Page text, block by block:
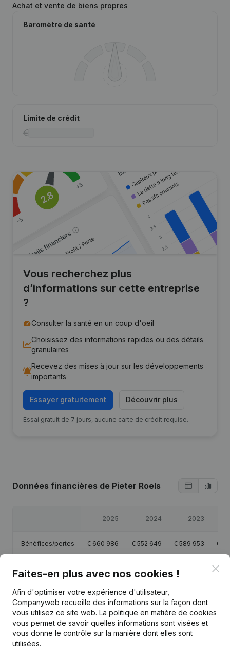
Achat et vente de biens propres
Baromètre de santé
Limite de crédit
Vous recherchez plus
d’informations sur cette entreprise
?
Consulter la santé en un coup d'oeil
Choisissez des informations rapides ou des détails
granulaires
Recevez des mises à jour sur les développements
importants
Essayer gratuitement Découvrir plus
Essai gratuit de 7 jours, aucune carte de crédit requise.
Données financières de Pieter Roels
2025 2024 2023
Bénéfices/pertes € 660 986 € 552 649 € 589 953 €
Capitaux propres 76 970
Marge brute € 918 159 € 773 023
Faites-en plus avec nos cookies !
Afin d'optimiser votre expérience d'utilisateur,
Companyweb recueille des informations sur la façon dont
vous utilisez ce site web. La politique en matière de cookies
vous permet de savoir quelles informations sont visées et
vous donne le contrôle sur la manière dont elles sont
utilisées.